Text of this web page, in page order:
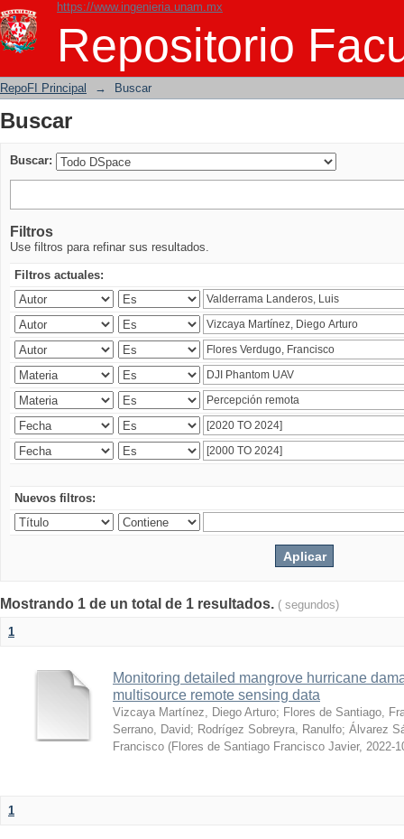
https://www.ingenieria.unam.mx
Repositorio
Buscar
RepoFI Principal → Buscar
Buscar
Buscar:
Filtros
Use filtros para refinar sus resultados.
Filtros actuales:
Nuevos filtros:
Mostrando 1 de un total de 1 resultados. ( segundos)
1
Monitoring detailed mangrove hurricane
multisource remote sensing data
Vizcaya Martínez, Diego Arturo; Flores de Santiago,
Serrano, David; Rodrígez Sobreyra, Ranulfo; Álvarez
Francisco (Flores de Santiago Francisco Javier, 2022-
1